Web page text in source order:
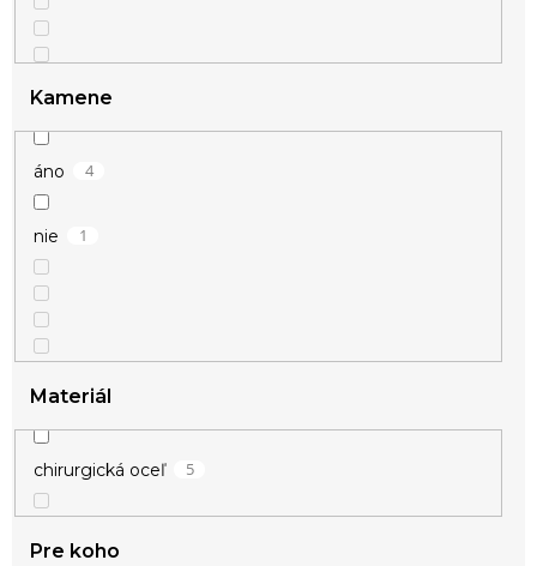
strieborná
zlatá
Kamene
áno 4
nie 1
Materiál
chirurgická oceľ 5
Pre koho